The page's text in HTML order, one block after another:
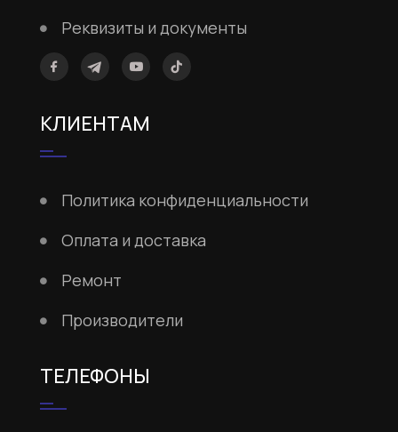
Реквизиты и документы
КЛИЕНТАМ
Политика конфиденциальности
Оплата и доставка
Ремонт
Производители
ТЕЛЕФОНЫ